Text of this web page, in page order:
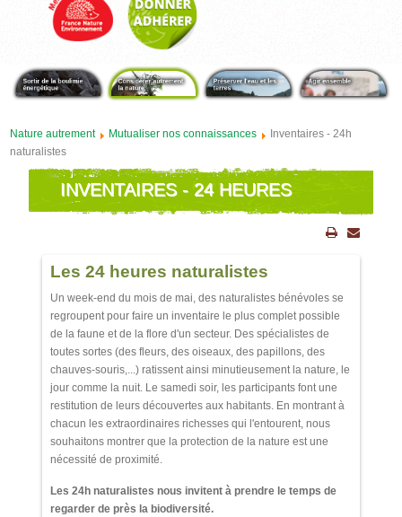
Nature autrement Mutualiser nos connaissances
Inventaires - 24h
naturalistes
INVENTAIRES - 24 HEURES
Les 24 heures naturalistes
Un week-end du mois de mai, des naturalistes bénévoles se
regroupent pour faire un inventaire le plus complet possible
de la faune et de la flore d'un secteur. Des spécialistes de
toutes sortes (des fleurs, des oiseaux, des papillons, des
chauves-souris,...) ratissent ainsi minutieusement la nature, le
jour comme la nuit. Le samedi soir, les participants font une
restitution de leurs découvertes aux habitants. En montrant à
chacun les extraordinaires richesses qui l'entourent, nous
souhaitons montrer que la protection de la nature est une
nécessité de proximité.
Les 24h naturalistes nous invitent à prendre le temps de
regarder de près la biodiversité.